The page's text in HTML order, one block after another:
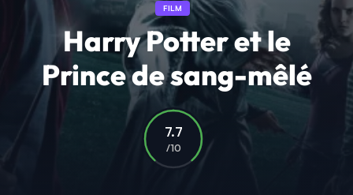
FILM
Harry Potter et le
Prince de sang-mêlé
7.7
/10